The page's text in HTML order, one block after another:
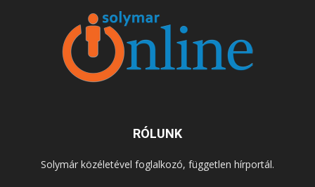
RÓLUNK
Solymár közéletével foglalkozó, független hírportál.